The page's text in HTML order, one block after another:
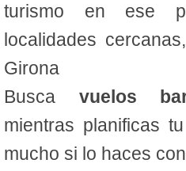
turismo en ese
localidades
Girona
Busca vuelos
mientras planificas
mucho si lo haces